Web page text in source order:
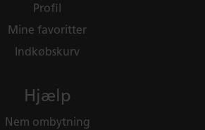
Profil
Mine favoritter
Indkøbskurv
Hjælp
Nem ombytning